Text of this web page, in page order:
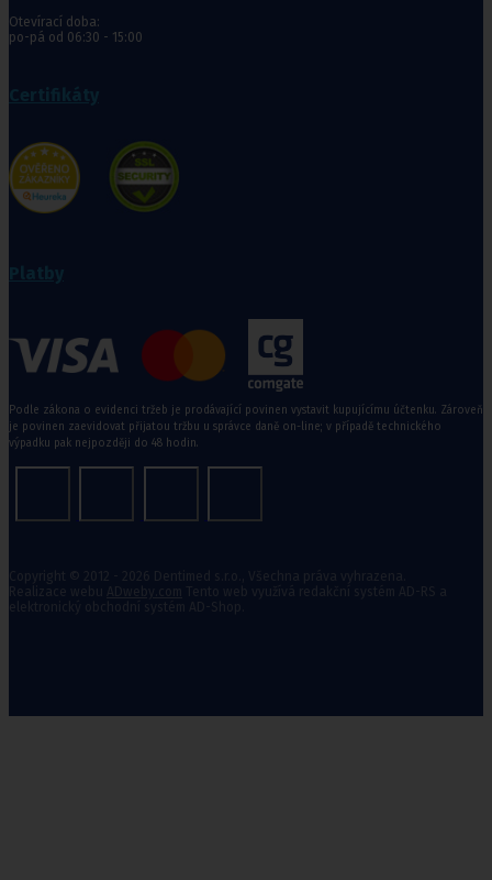
Otevírací doba:
po-pá od 06:30 - 15:00
Podle zákona o evidenci tržeb je prodávající povinen vystavit kupujícímu účtenku. Zároveň
je povinen zaevidovat přijatou tržbu u správce daně on-line; v případě technického
výpadku pak nejpozději do 48 hodin.